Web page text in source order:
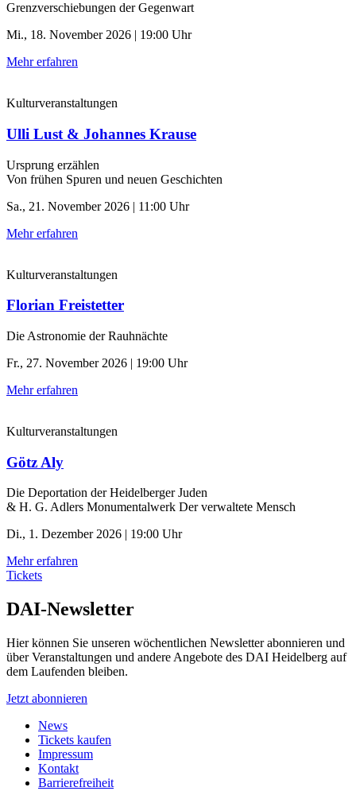
Grenzverschiebungen der Gegenwart
Mi., 18. November 2026 | 19:00 Uhr
Mehr erfahren
Kulturveranstaltungen
Ulli Lust & Johannes Krause
Ursprung erzählen
Von frühen Spuren und neuen Geschichten
Sa., 21. November 2026 | 11:00 Uhr
Mehr erfahren
Kulturveranstaltungen
Florian Freistetter
Die Astronomie der ­Rauhnächte
Fr., 27. November 2026 | 19:00 Uhr
Mehr erfahren
Kulturveranstaltungen
Götz Aly
Die Deportation der ­Heidelberger Juden
& H. G. Adlers Monumentalwerk Der verwaltete Mensch
Di., 1. Dezember 2026 | 19:00 Uhr
Mehr erfahren
Tickets
DAI-Newsletter
Hier können Sie unseren wöchentlichen Newsletter abonnieren und
über Veranstaltungen und andere Angebote des DAI Heidelberg auf
dem Laufenden bleiben.
Jetzt abonnieren
News
Tickets kaufen
Impressum
Kontakt
Barrierefreiheit